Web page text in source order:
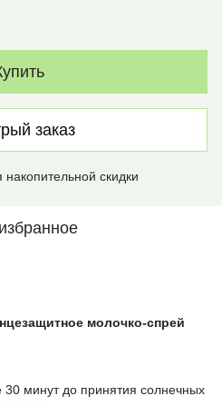
заказ
скидки
молочко-спрей
минут до принятия солнечных